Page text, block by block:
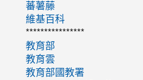
蕃薯藤
維基百科
****************
教育部
教育雲
教育部國教署